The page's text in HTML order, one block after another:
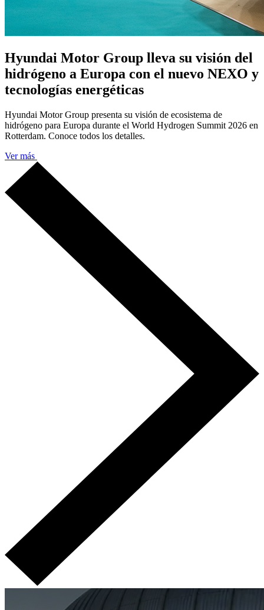
Hyundai Motor Group lleva su visión del
hidrógeno a Europa con el nuevo NEXO y
tecnologías energéticas
Hyundai Motor Group presenta su visión de ecosistema de
hidrógeno para Europa durante el World Hydrogen Summit 2026 en
Rotterdam. Conoce todos los detalles.
Ver más